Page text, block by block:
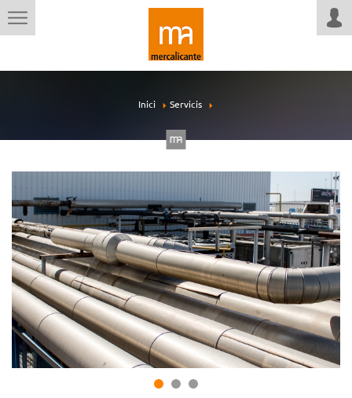
Inici Servicis